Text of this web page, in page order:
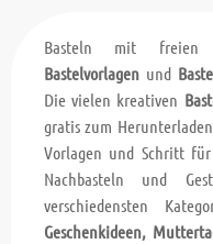
Basteln mit
Bastelvorlagen und
Die vielen kreativen
gratis zum
Vorlagen und Schritt
Nachbasteln und
verschiedensten
Geschenkideen,